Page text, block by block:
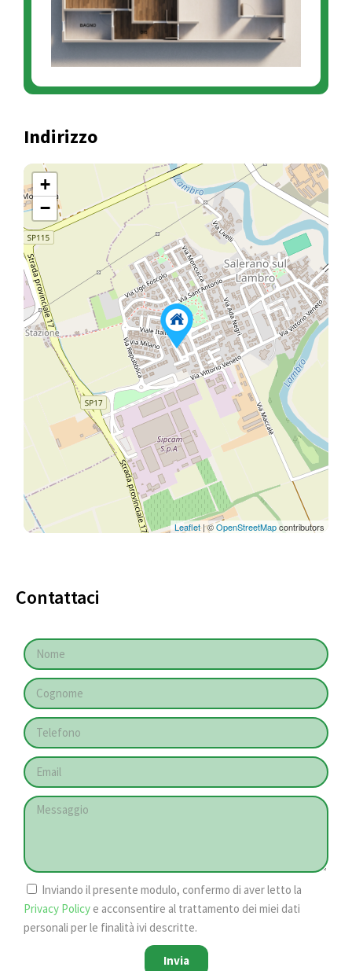
Indirizzo
+
−
Leaflet| ©OpenStreetMapcontributors
Contattaci
Inviando il presente modulo, confermo di aver letto la
Privacy Policy e acconsentire al trattamento dei miei dati
personali per le finalità ivi descritte.
Invia